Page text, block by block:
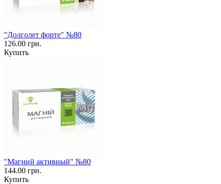
"Долголет форте" №80
126.00 грн.
Купить
"Магний активный" №80
144.00 грн.
Купить